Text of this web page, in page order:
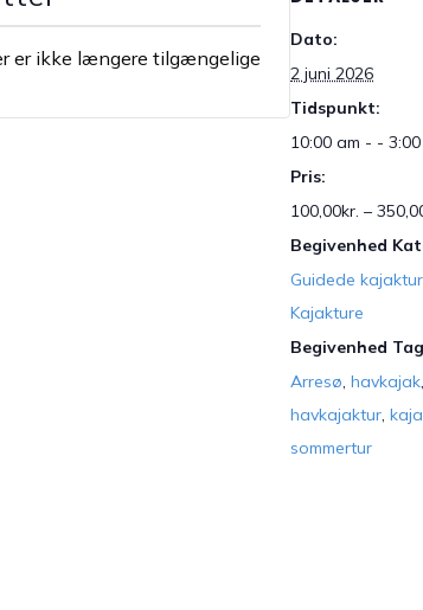
Dato:
2 juni 2026
Tidspunkt:
10:00 am - - 3:00
Pris:
100,00kr. –
Begivenhed
Guidede
Kajakture
Begivenhed
Arresø, havkajak,
havkajaktur,
sommertur
er ikke længere tilgængelige